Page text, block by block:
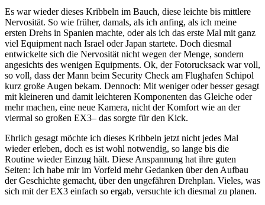
Es war wieder dieses Kribbeln im Bauch, diese leichte bis mittlere
Nervosität. So wie früher, damals, als ich anfing, als ich meine
ersten Drehs in Spanien machte, oder als ich das erste Mal mit ganz
viel Equipment nach Israel oder Japan startete. Doch diesmal
entwickelte sich die Nervosität nicht wegen der Menge, sondern
angesichts des wenigen Equipments. Ok, der Fotorucksack war voll,
so voll, dass der Mann beim Security Check am Flughafen Schipol
kurz große Augen bekam. Dennoch: Mit weniger oder besser gesagt
mit kleineren und damit leichteren Komponenten das Gleiche oder
mehr machen, eine neue Kamera, nicht der Komfort wie an der
viermal so großen EX3– das sorgte für den Kick.
Ehrlich gesagt möchte ich dieses Kribbeln jetzt nicht jedes Mal
wieder erleben, doch es ist wohl notwendig, so lange bis die
Routine wieder Einzug hält. Diese Anspannung hat ihre guten
Seiten: Ich habe mir im Vorfeld mehr Gedanken über den Aufbau
der Geschichte gemacht, über den ungefähren Drehplan. Vieles, was
sich mit der EX3 einfach so ergab, versuchte ich diesmal zu planen.